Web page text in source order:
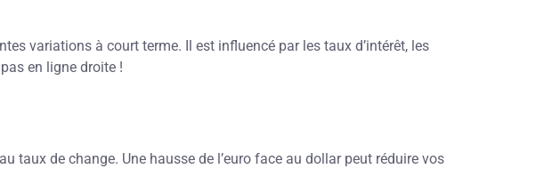
variations à court terme. Il est influencé par les taux d’intérêt, les
en ligne droite !
taux de change. Une hausse de l’euro face au dollar peut réduire vos